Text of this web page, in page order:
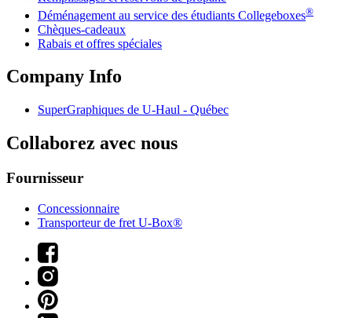
Déménagement au service des étudiants Collegeboxes®
Chèques-cadeaux
Rabais et offres spéciales
Company Info
SuperGraphiques de U-Haul - Québec
Collaborez avec nous
Fournisseur
Concessionnaire
Transporteur de fret U-Box®